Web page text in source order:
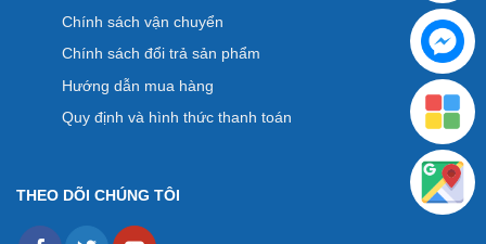
Chính sách vận chuyển
Chính sách đổi trả sản phẩm
Hướng dẫn mua hàng
Quy định và hình thức thanh toán
THEO DÕI CHÚNG TÔI